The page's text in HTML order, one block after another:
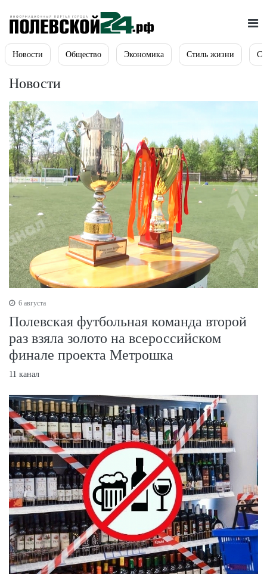
Новости Общество Экономика Стиль жизни
Новости
6 августа
Полевская футбольная команда второй
раз взяла золото на всероссийском
финале проекта Метрошка
11 канал